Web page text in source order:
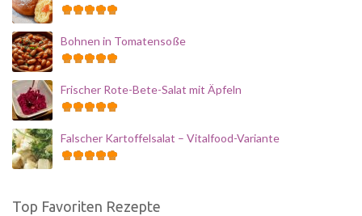
Bohnen in Tomatensoße
Frischer Rote-Bete-Salat mit Äpfeln
Falscher Kartoffelsalat – Vitalfood-Variante
Top Favoriten Rezepte